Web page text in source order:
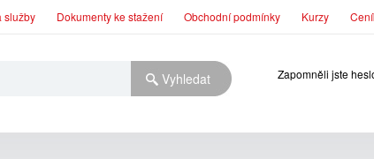
služby Dokumenty ke stažení Obchodní podmínky Kurzy
Zapomněli jste